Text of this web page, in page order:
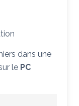
dans une
le PC